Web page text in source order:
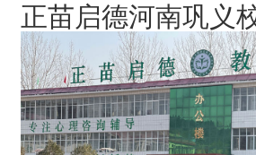
正苗启德河南巩义